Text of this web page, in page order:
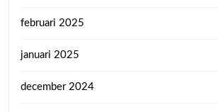
februari 2025
januari 2025
december 2024